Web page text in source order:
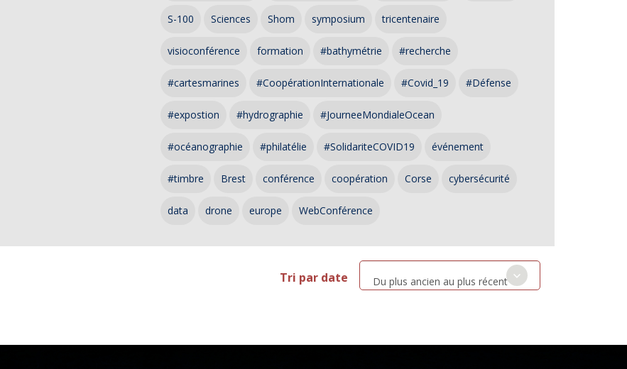
S-100 Sciences Shom symposium tricentenaire
visioconférence formation #bathymétrie #recherche
#cartesmarines #CoopérationInternationale #Covid_19 #Défense
#expostion #hydrographie #JourneeMondialeOcean
#océanographie #philatélie #SolidariteCOVID19 événement
#timbre Brest conférence coopération Corse cybersécurité
data drone europe WebConférence
Tri par date Du plus ancien au plus récent